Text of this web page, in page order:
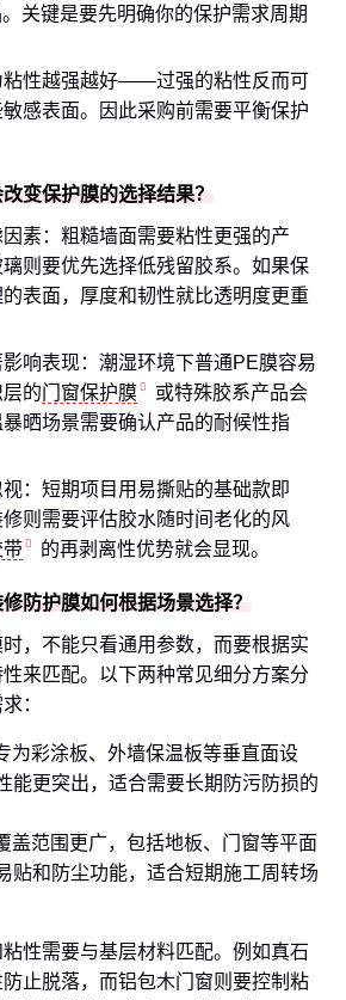
关键是要先明确你的保护需求周期
粘性越强越好——过强的粘性反而可
感表面。因此采购前需要平衡保护
变保护膜的选择结果？
素：粗糙墙面需要粘性更强的产
则要优先选择低残留胶系。如果保
表面，厚度和韧性就比透明度更重
响表现：潮湿环境下普通PE膜容易
的门窗保护膜
或特殊胶系产品会
晒场景需要确认产品的耐候性指
：短期项目用易撕贴的基础款即
则需要评估胶水随时间老化的风
带 的再剥离性优势就会显现。
防护膜如何根据场景选择？
，不能只看通用参数，而要根据实
来匹配。以下两种常见细分方案分
：
为彩涂板、外墙保温板等垂直面设
能更突出，适合需要长期防污防损的
盖范围更广，包括地板、门窗等平面
贴和防尘功能，适合短期施工周转场
性需要与基层材料匹配。例如真石
止脱落，而铝包木门窗则要控制粘